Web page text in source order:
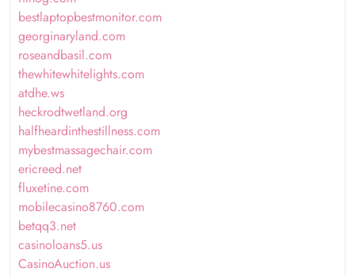
bestlaptopbestmonitor.com
georginaryland.com
roseandbasil.com
thewhitewhitelights.com
atdhe.ws
heckrodtwetland.org
halfheardinthestillness.com
mybestmassagechair.com
ericreed.net
fluxetine.com
mobilecasino8760.com
betqq3.net
casinoloans5.us
CasinoAuction.us